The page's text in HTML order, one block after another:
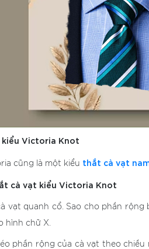
Victoria Knot
cũng là một kiểu thắt cà vạt
cà vạt kiểu Victoria Knot
vạt quanh cổ. Sao cho phần
hình chữ X.
phần rộng của cà vạt theo